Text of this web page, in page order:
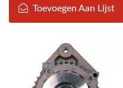
Toevoegen Aan Lijst